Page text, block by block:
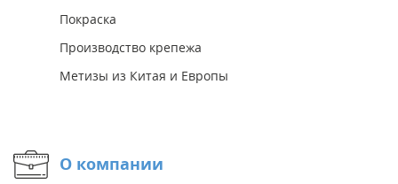
Покраска
Производство крепежа
Метизы из Китая и Европы
О компании